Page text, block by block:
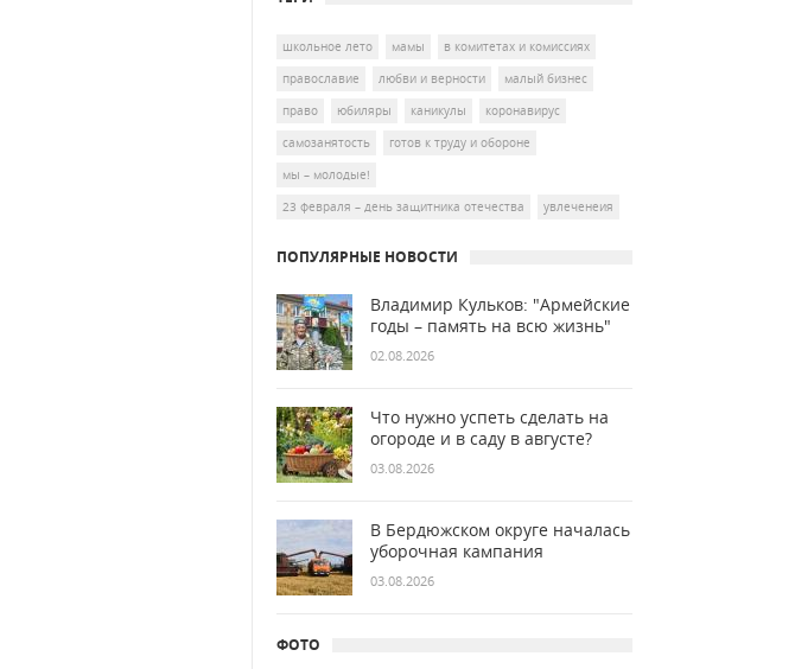
школьное лето мамы
в комитетах и комиссиях
православие
любви и верности
малый бизнес
право
юбиляры каникулы
коронавирус
самозанятость
готов к труду и обороне
мы – молодые!
23 февраля – день защитника отечества
увлеченеия
ПОПУЛЯРНЫЕ НОВОСТИ
Владимир Кульков: "Армейские
годы – память на всю жизнь"
02.08.2026
Что нужно успеть сделать на
огороде и в саду в августе?
03.08.2026
В Бердюжском округе началась
уборочная кампания
03.08.2026
ФОТО